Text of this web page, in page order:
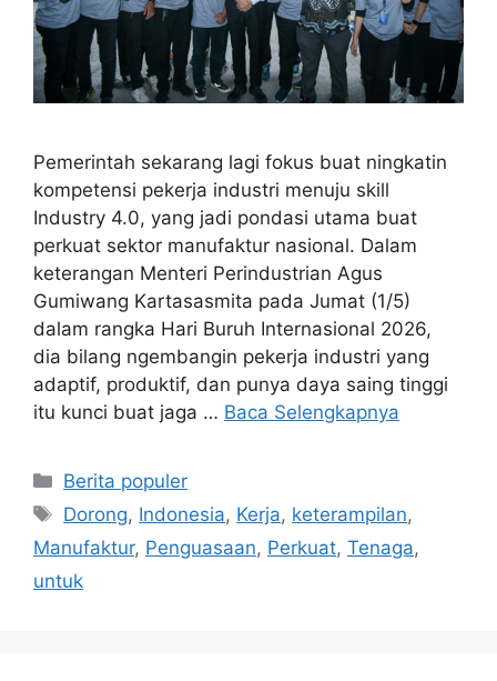
Pemerintah sekarang lagi fokus buat ningkatin
kompetensi pekerja industri menuju skill
Industry 4.0, yang jadi pondasi utama buat
perkuat sektor manufaktur nasional. Dalam
keterangan Menteri Perindustrian Agus
Gumiwang Kartasasmita pada Jumat (1/5)
dalam rangka Hari Buruh Internasional 2026,
dia bilang ngembangin pekerja industri yang
adaptif, produktif, dan punya daya saing tinggi
itu kunci buat jaga … Baca Selengkapnya
Kategori
Berita populer
Tag
Dorong, Indonesia, Kerja, keterampilan,
Manufaktur, Penguasaan, Perkuat, Tenaga,
untuk